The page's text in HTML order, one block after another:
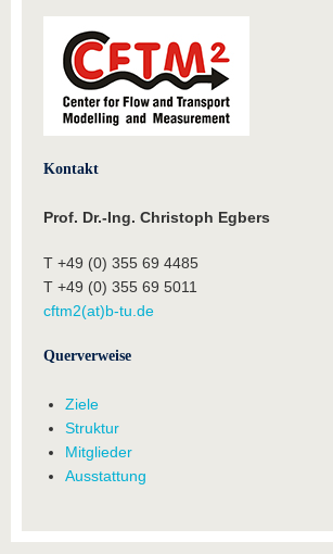
Kontakt
Prof. Dr.-Ing. Christoph Egbers
T +49 (0) 355 69 4485
T +49 (0) 355 69 5011
cftm2(at)b-tu.de
Querverweise
Ziele
Struktur
Mitglieder
Ausstattung